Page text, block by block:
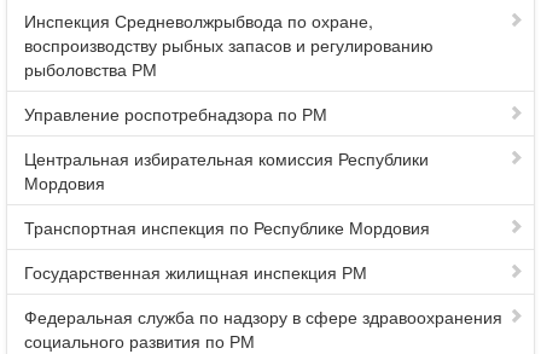
Инспекция Средневолжрыбвода по охране,
воспроизводству рыбных запасов и регулированию
рыболовства РМ
Управление роспотребнадзора по РМ
Центральная избирательная комиссия Республики
Мордовия
Транспортная инспекция по Республике Мордовия
Государственная жилищная инспекция РМ
Федеральная служба по надзору в сфере здравоохранения
социального развития по РМ